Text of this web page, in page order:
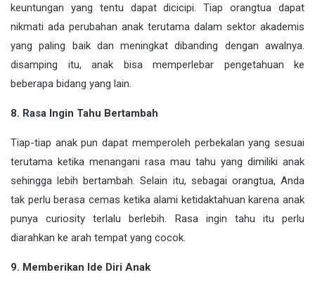
keuntungan yang tentu dapat dicicipi. Tiap orangtua dapat
nikmati ada perubahan anak terutama dalam sektor akademis
yang paling baik dan meningkat dibanding dengan awalnya.
disamping itu, anak bisa memperlebar pengetahuan ke
beberapa bidang yang lain.
8. Rasa Ingin Tahu Bertambah
Tiap-tiap anak pun dapat memperoleh perbekalan yang sesuai
terutama ketika menangani rasa mau tahu yang dimiliki anak
sehingga lebih bertambah. Selain itu, sebagai orangtua, Anda
tak perlu berasa cemas ketika alami ketidaktahuan karena anak
punya curiosity terlalu berlebih. Rasa ingin tahu itu perlu
diarahkan ke arah tempat yang cocok.
9. Memberikan Ide Diri Anak